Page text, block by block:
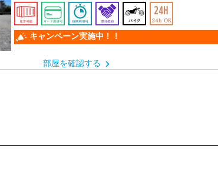
キャンペーン実施中！！
部屋を確認する